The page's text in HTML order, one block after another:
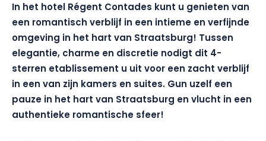
In het hotel Régent Contades kunt u genieten van
een romantisch verblijf in een intieme en verfijnde
omgeving in het hart van Straatsburg! Tussen
elegantie, charme en discretie nodigt dit 4-
sterren etablissement u uit voor een zacht verblijf
in een van zijn kamers en suites. Gun uzelf een
pauze in het hart van Straatsburg en vlucht in een
authentieke romantische sfeer!